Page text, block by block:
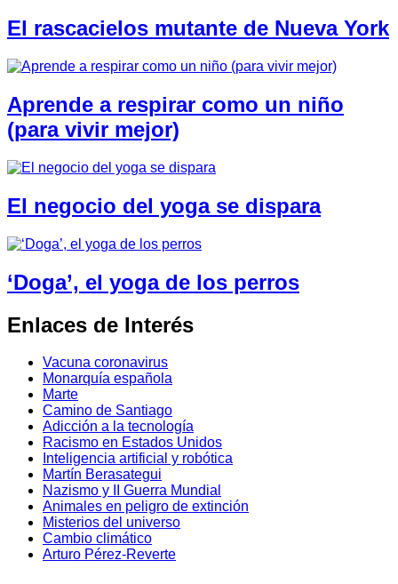
El rascacielos mutante de Nueva York
Aprende a respirar como un niño
(para vivir mejor)
El negocio del yoga se dispara
‘Doga’, el yoga de los perros
Enlaces de Interés
Vacuna coronavirus
Monarquía española
Marte
Camino de Santiago
Adicción a la tecnología
Racismo en Estados Unidos
Inteligencia artificial y robótica
Martín Berasategui
Nazismo y II Guerra Mundial
Animales en peligro de extinción
Misterios del universo
Cambio climático
Arturo Pérez-Reverte